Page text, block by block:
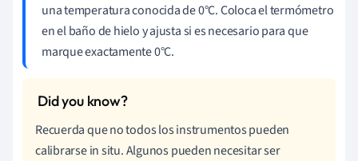
una temperatura conocida de 0°C. Coloca el termómetro
en el baño de hielo y ajusta si es necesario para que
marque exactamente 0°C.
Recuerda que no todos los instrumentos pueden
calibrarse in situ. Algunos pueden necesitar ser